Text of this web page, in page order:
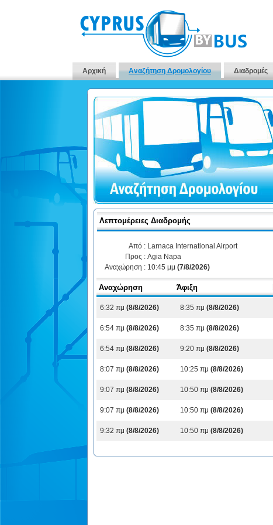
Αρχική Αναζήτηση Δρομολογίου Διαδρομές
Λεπτομέρειες Διαδρομής
Από : Larnaca International Airport
Προς : Agia Napa
Αναχώρηση : 10:45 μμ (7/8/2026)
Αναχώρηση Άφιξη
6:32 πμ (8/8/2026) 8:35 πμ (8/8/2026)
6:54 πμ (8/8/2026) 8:35 πμ (8/8/2026)
6:54 πμ (8/8/2026) 9:20 πμ (8/8/2026)
8:07 πμ (8/8/2026) 10:25 πμ (8/8/2026)
9:07 πμ (8/8/2026) 10:50 πμ (8/8/2026)
9:07 πμ (8/8/2026) 10:50 πμ (8/8/2026)
9:32 πμ (8/8/2026) 10:50 πμ (8/8/2026)